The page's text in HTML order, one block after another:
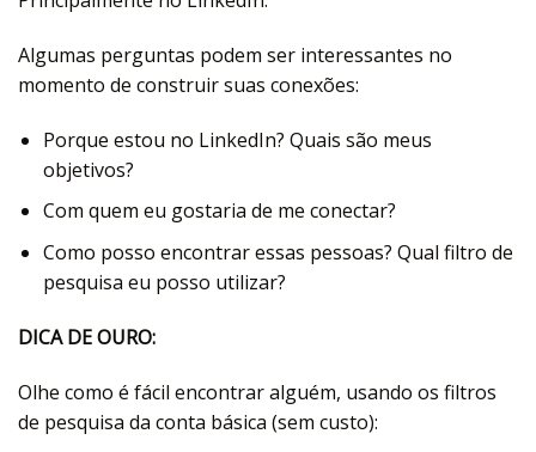
Algumas perguntas podem ser interessantes no
momento de construir suas conexões:
Porque estou no LinkedIn? Quais são meus
objetivos?
Com quem eu gostaria de me conectar?
Como posso encontrar essas pessoas? Qual filtro de
pesquisa eu posso utilizar?
DICA DE OURO:
Olhe como é fácil encontrar alguém, usando os filtros
de pesquisa da conta básica (sem custo):